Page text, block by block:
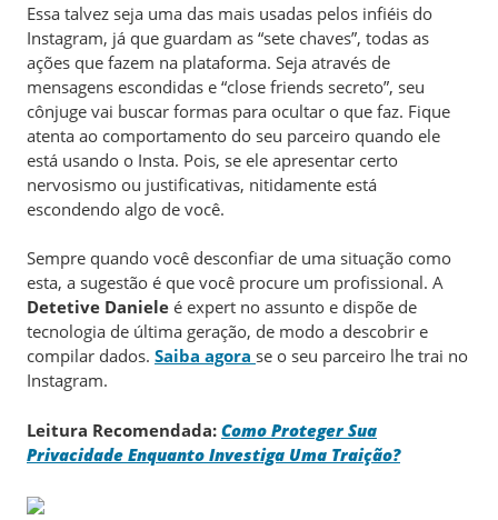
Essa talvez seja uma das mais usadas pelos infiéis do
Instagram, já que guardam as “sete chaves”, todas as
ações que fazem na plataforma. Seja através de
mensagens escondidas e “close friends secreto”, seu
cônjuge vai buscar formas para ocultar o que faz. Fique
atenta ao comportamento do seu parceiro quando ele
está usando o Insta. Pois, se ele apresentar certo
nervosismo ou justificativas, nitidamente está
escondendo algo de você.
Sempre quando você desconfiar de uma situação como
esta, a sugestão é que você procure um profissional. A
Detetive Daniele é expert no assunto e dispõe de
tecnologia de última geração, de modo a descobrir e
compilar dados. Saiba agora se o seu parceiro lhe trai no
Instagram.
Leitura Recomendada: Como Proteger Sua
Privacidade Enquanto Investiga Uma Traição?